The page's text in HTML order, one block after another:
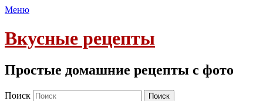
Меню
Вкусные рецепты
Простые домашние рецепты с фото
Поиск